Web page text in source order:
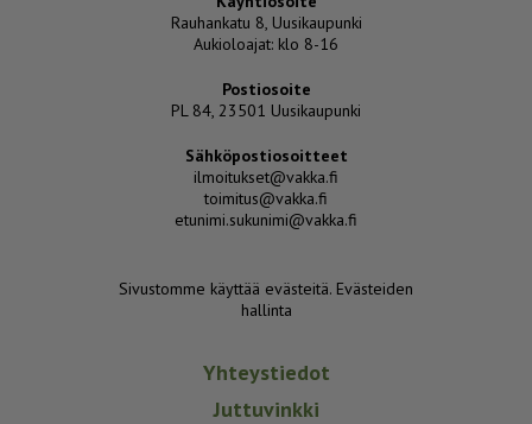
Rauhankatu 8, Uusikaupunki
Aukioloajat: klo 8-16
Postiosoite
PL 84, 23501 Uusikaupunki
Sähköpostiosoitteet
ilmoitukset@vakka.fi
toimitus@vakka.fi
etunimi.sukunimi@vakka.fi
Sivustomme käyttää evästeitä. Evästeiden
hallinta
Yhteystiedot
Juttuvinkki